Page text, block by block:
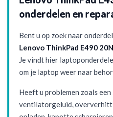
onderdelen en
Bent u op zoek naar
Lenovo ThinkPad E490
Je vindt hier
om je laptop weer naar
Heeft u problemen zoals
ventilatorgeluid,